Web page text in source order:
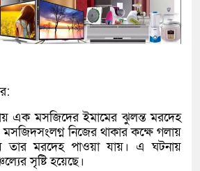
এক মসজিদের ইমামের ঝুলন্ত মরদেহ
নিজের থাকার কক্ষে গলায়
তার মরদেহ পাওয়া যায়। এ ঘটনায়
সৃষ্টি হয়েছে।